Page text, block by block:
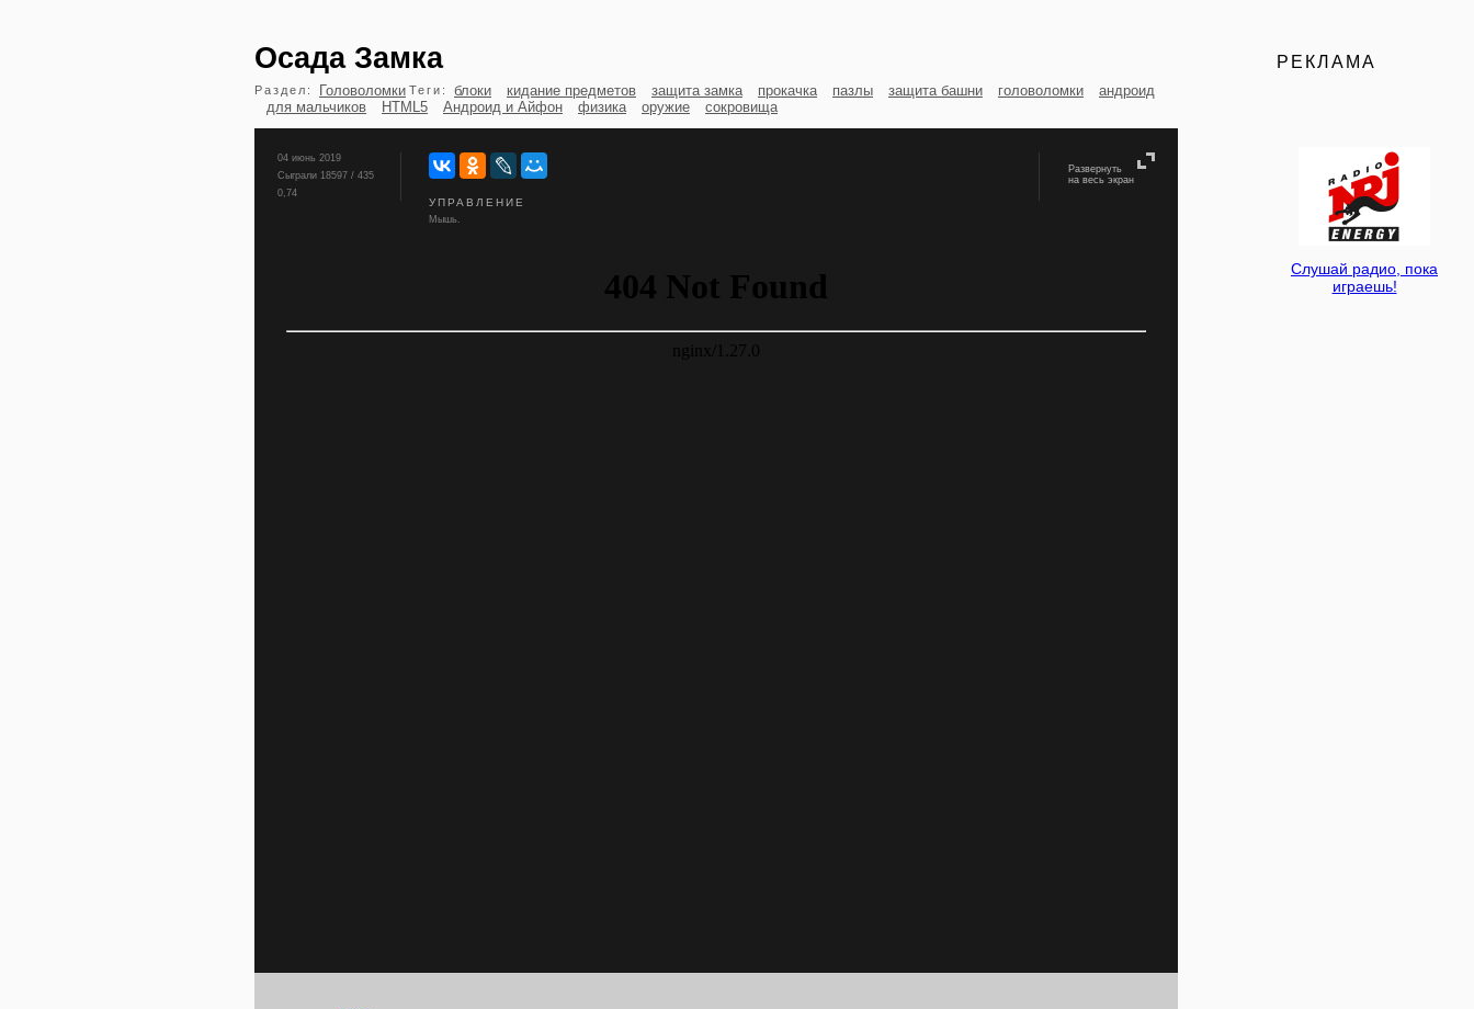
Осада Замка
Раздел: Головоломки Теги: блоки кидание предметов защита замка прокачка пазлы защита башни головоломки
андроид
для мальчиков
HTML5 Андроид и Айфон физика оружие сокровища
Развернуть
на весь экран
04 июнь 2019
Сыграли 18597 / 435
0,74
УПРАВЛЕНИЕ
Мышь.
РЕКЛАМА
Слушай радио, пока
играешь!